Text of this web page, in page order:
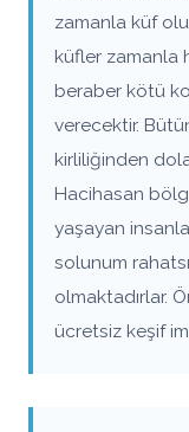
zamanla küf
küfler zamanla
beraber kötü
verecektir.
kirliliğinden
Hacihasan
yaşayan
solunum
olmaktadırlar.
ücretsiz keşif